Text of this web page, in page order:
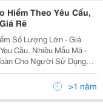
Hiểm Theo Yêu Cấu,
Rẽ
Số Lượng Lớn - Giá
Mẫu Mã -
Cho Người Sử Dụng
Tại Xưởng, Tem Hợp
Mẫu Mã -Giá C
>1 năm